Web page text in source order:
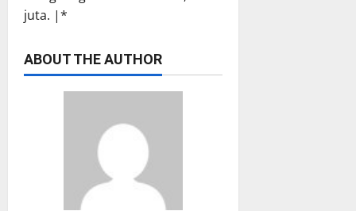
juta. |*
ABOUT THE AUTHOR